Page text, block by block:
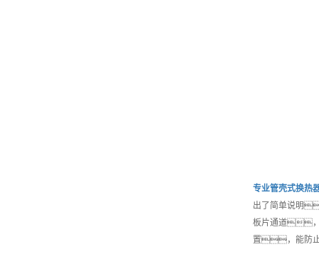
专业管壳式换热
出了简单说明
板片通道
置，能防